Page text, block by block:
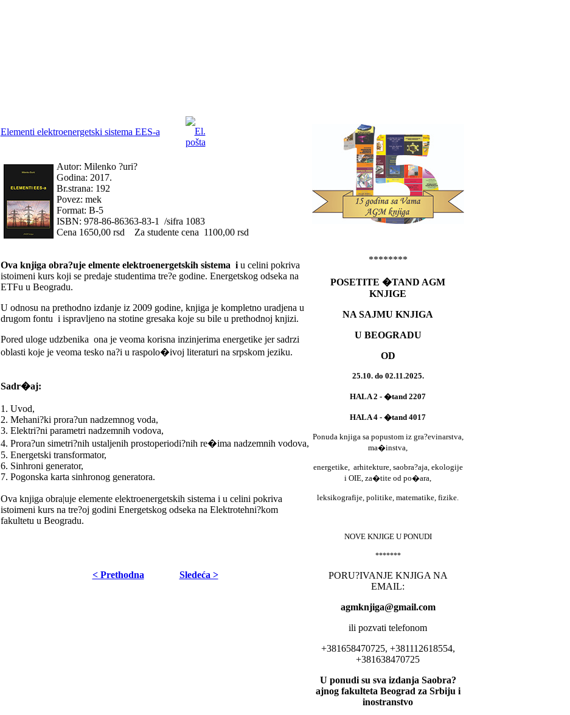
Elementi elektroenergetski sistema EES-a
Autor: Milenko ?uri?
Godina: 2017.
Br.strana: 192
Povez: mek
Format: B-5
ISBN: 978-86-86363-83-1 /sifra 1083
Cena 1650,00 rsd Za studente cena 1100,00 rsd
Ova knjiga obra?uje elmente elektroenergetskih sistema i u celini pokriva
istoimeni kurs koji se predaje studentima tre?e godine. Energetskog odseka na
ETFu u Beogradu.
U odnosu na prethodno izdanje iz 2009 godine, knjiga je kompletno uradjena u
drugom fontu i ispravljeno na stotine gresaka koje su bile u prethodnoj knjizi.
Pored uloge udzbenika ona je veoma korisna inzinjerima energetike jer sadrzi
oblasti koje je veoma tesko na?i u raspolo�ivoj literaturi na srpskom jeziku.
Sadr�aj:
1. Uvod,
2. Mehani?ki prora?un nadzemnog voda,
3. Elektri?ni parametri nadzemnih vodova,
4. Prora?un simetri?nih ustaljenih prostoperiodi?nih re�ima nadzemnih vodova,
5. Energetski transformator,
6. Sinhroni generator,
7. Pogonska karta sinhronog generatora.
Ova knjiga obra|uje elemente elektroenergetskih sistema i u celini pokriva
istoimeni kurs na tre?oj godini Energetskog odseka na Elektrotehni?kom
fakultetu u Beogradu.
< Prethodna Sledeća >
********
POSETITE �TAND AGM
KNJIGE
NA SAJMU KNJIGA
U BEOGRADU
OD
25.10. do 02.11.2025.
HALA 2 - �tand 2207
HALA 4 - �tand 4017
Ponuda knjiga sa popustom iz gra?evinarstva,
ma�instva,
energetike, arhitekture, saobra?aja, ekologije
i OIE, za�tite od po�ara,
leksikografije, politike, matematike, fizike.
NOVE KNJIGE U PONUDI
*******
PORU?IVANJE KNJIGA NA
EMAIL:
agmknjiga@gmail.com
ili pozvati telefonom
+381658470725, +381112618554,
+381638470725
U ponudi su sva izdanja Saobra?
ajnog fakulteta Beograd za Srbiju i
inostranstvo